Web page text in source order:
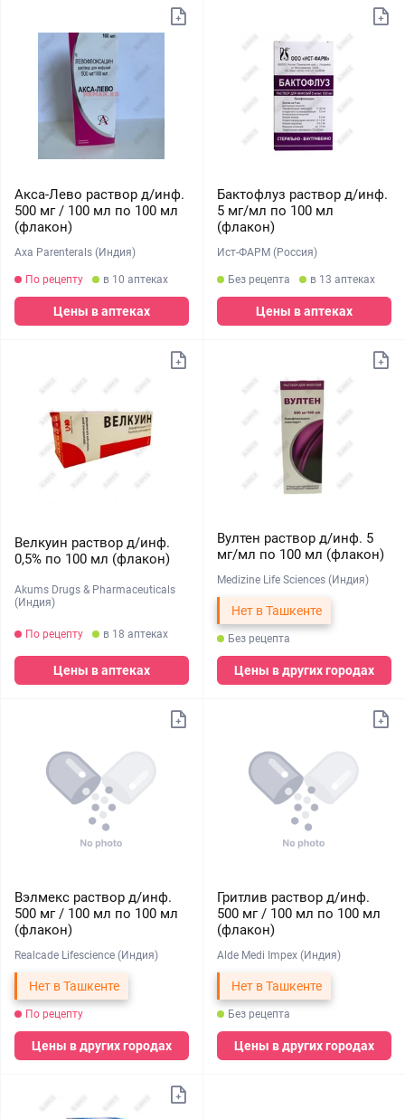
Акса-Лево раствор д/инф.
500 мг / 100 мл по 100 мл
(флакон)
Axa Parenterals (Индия)
По рецепту в 10 аптеках
Цены в аптеках
Бактофлуз раствор д/инф.
5 мг/мл по 100 мл
(флакон)
Ист-ФАРМ (Россия)
Без рецепта в 13 аптеках
Цены в аптеках
Велкуин раствор д/инф.
0,5% по 100 мл (флакон)
Akums Drugs & Pharmaceuticals
(Индия)
По рецепту в 18 аптеках
Цены в аптеках
Вултен раствор д/инф. 5
мг/мл по 100 мл (флакон)
Medizine Life Sciences (Индия)
Нет в Ташкенте
Без рецепта
Цены в других городах
Вэлмекс раствор д/инф.
500 мг / 100 мл по 100 мл
(флакон)
Realcade Lifescience (Индия)
Нет в Ташкенте
По рецепту
Цены в других городах
Гритлив раствор д/инф.
500 мг / 100 мл по 100 мл
(флакон)
Alde Medi Impex (Индия)
Нет в Ташкенте
Без рецепта
Цены в других городах